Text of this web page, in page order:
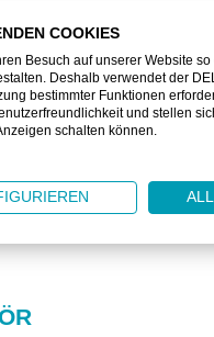
überspringen
COOKIES
Besuch auf unserer Website
Deshalb verwendet der
bestimmter Funktionen
und stellen
schalten können.